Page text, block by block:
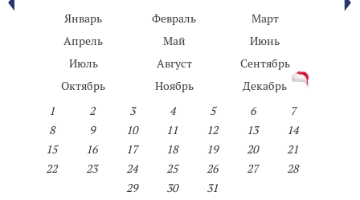
Январь
Февраль
Март
Апрель
Май
Июнь
Июль
Август
Сентябрь
Октябрь
Ноябрь
Декабрь
1
2 3 4 5 6
7
8
9 10 11 12 13
14
15
16 17 18 19 20
21
22
23 24 25 26 27
28
29
30 31